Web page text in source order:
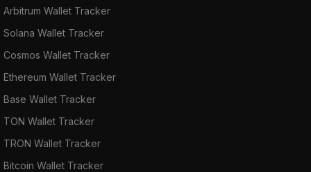
Arbitrum Wallet Tracker
Solana Wallet Tracker
Cosmos Wallet Tracker
Ethereum Wallet Tracker
Base Wallet Tracker
TON Wallet Tracker
TRON Wallet Tracker
Bitcoin Wallet Tracker